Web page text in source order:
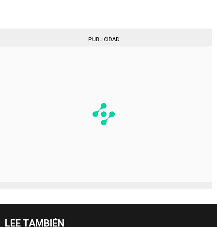
PUBLICIDAD
LEE TAMBIÉN